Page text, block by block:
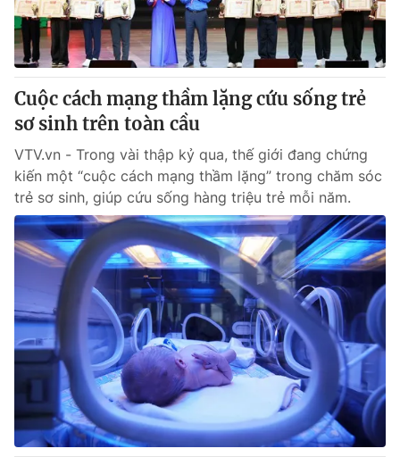
Thị trường
Tư vấn
Lịch phát sóng
Chuyên mục khác
Emagazine Podcast
Photo Infographic
Video Shorts video
VTV Money VTV Thể thao
VTV Sức khoẻ Bất động sản
Thị trường 24h Tấm lòng Việt
VTV4 Vươn mình bằng AI
Cuộc cách mạng thầm lặng cứu sống trẻ
sơ sinh trên toàn cầu
VTV.vn - Trong vài thập kỷ qua, thế giới đang chứng
kiến một “cuộc cách mạng thầm lặng” trong chăm sóc
trẻ sơ sinh, giúp cứu sống hàng triệu trẻ mỗi năm.